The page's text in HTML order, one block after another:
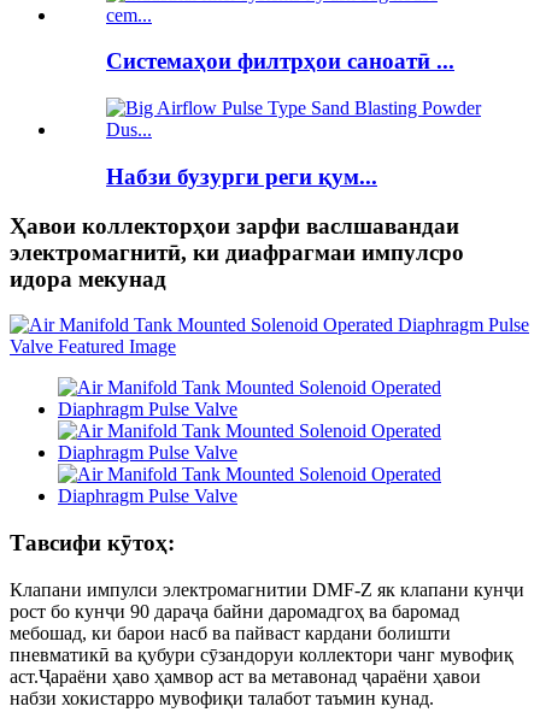
Системаҳои филтрҳои саноатӣ ...
Набзи бузурги реги қум...
Ҳавои коллекторҳои зарфи васлшавандаи
электромагнитӣ, ки диафрагмаи импулсро
идора мекунад
Тавсифи кӯтоҳ:
Клапани импулси электромагнитии DMF-Z як клапани кунҷи
рост бо кунҷи 90 дараҷа байни даромадгоҳ ва баромад
мебошад, ки барои насб ва пайваст кардани болишти
пневматикӣ ва қубури сӯзандоруи коллектори чанг мувофиқ
аст.Ҷараёни ҳаво ҳамвор аст ва метавонад ҷараёни ҳавои
набзи хокистарро мувофиқи талабот таъмин кунад.